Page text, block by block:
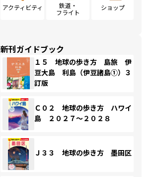
アクティビティ
鉄道・
フライト
ショップ
新刊ガイドブック
１５ 地球の歩き方 島旅 伊
豆大島 利島（伊豆諸島①）３
訂版
Ｃ０２ 地球の歩き方 ハワイ
島 ２０２７～２０２８
Ｊ３３ 地球の歩き方 墨田区